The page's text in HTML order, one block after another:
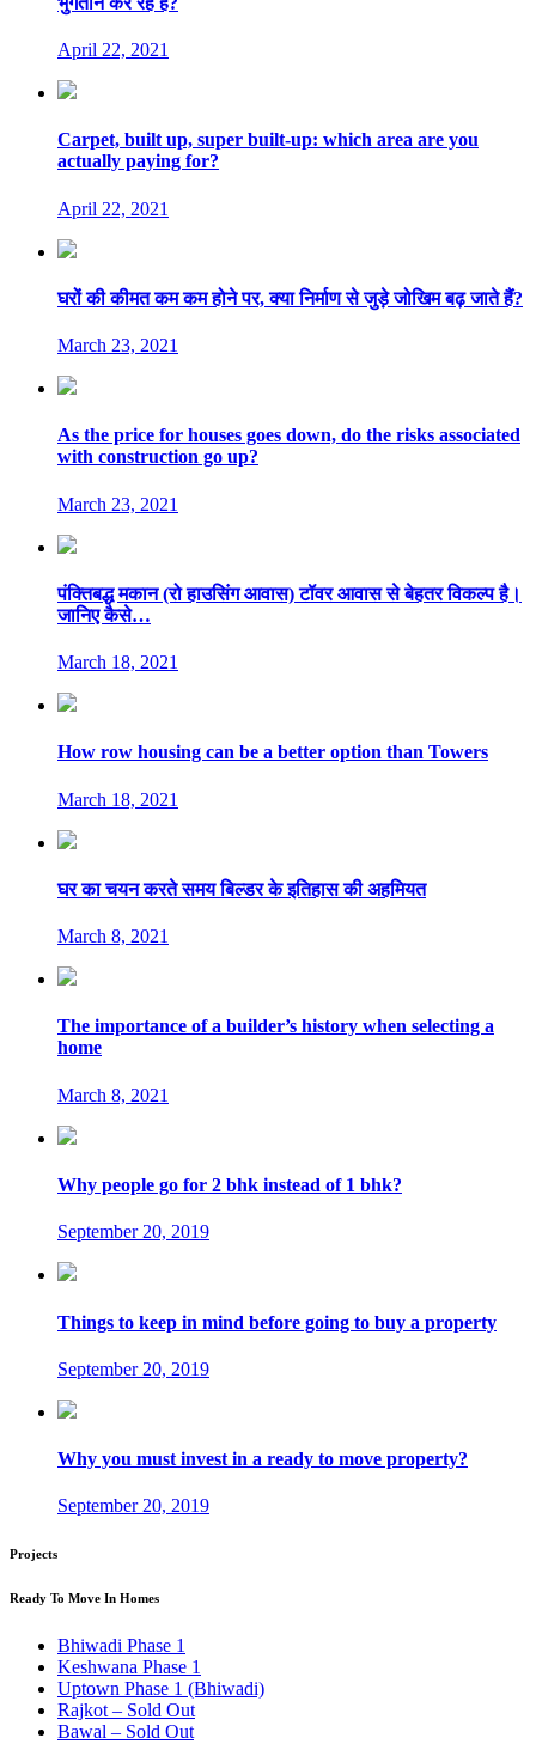
April 22, 2021
Carpet, built up, super built-up: which area are you
actually paying for?
April 22, 2021
घरों की कीमत कम कम होने पर, क्या निर्माण से जुड़े जोखिम बढ़ जाते हैं?
March 23, 2021
As the price for houses goes down, do the risks associated
with construction go up?
March 23, 2021
पंक्तिबद्ध मकान (रो हाउसिंग आवास) टॉवर आवास से बेहतर विकल्प है।
जानिए कैसे…
March 18, 2021
How row housing can be a better option than Towers
March 18, 2021
घर का चयन करते समय बिल्डर के इतिहास की अहमियत
March 8, 2021
The importance of a builder’s history when selecting a
home
March 8, 2021
Why people go for 2 bhk instead of 1 bhk?
September 20, 2019
Things to keep in mind before going to buy a property
September 20, 2019
Why you must invest in a ready to move property?
September 20, 2019
Projects
Ready To Move In Homes
Bhiwadi Phase 1
Keshwana Phase 1
Uptown Phase 1 (Bhiwadi)
Rajkot – Sold Out
Bawal – Sold Out